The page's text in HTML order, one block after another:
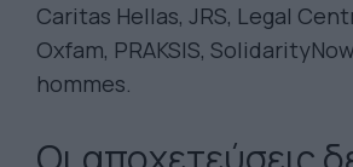
Caritas Hellas, JRS, Legal
Oxfam, PRAKSIS,
hommes.